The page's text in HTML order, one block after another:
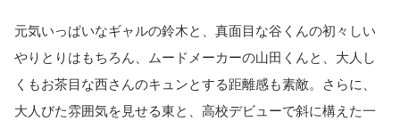
元気いっぱいなギャルの鈴木と、真面目な谷くんの初々しい
やりとりはもちろん、ムードメーカーの山田くんと、大人し
くもお茶目な西さんのキュンとする距離感も素敵。さらに、
大人びた雰囲気を見せる東と、高校デビューで斜に構えた一